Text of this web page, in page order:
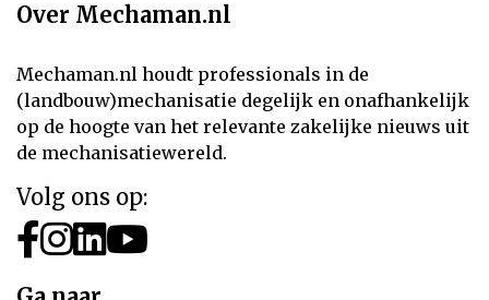
Over Mechaman.nl
Mechaman.nl houdt professionals in de
(landbouw)mechanisatie degelijk en onafhankelijk
op de hoogte van het relevante zakelijke nieuws uit
de mechanisatiewereld.
Volg ons op: